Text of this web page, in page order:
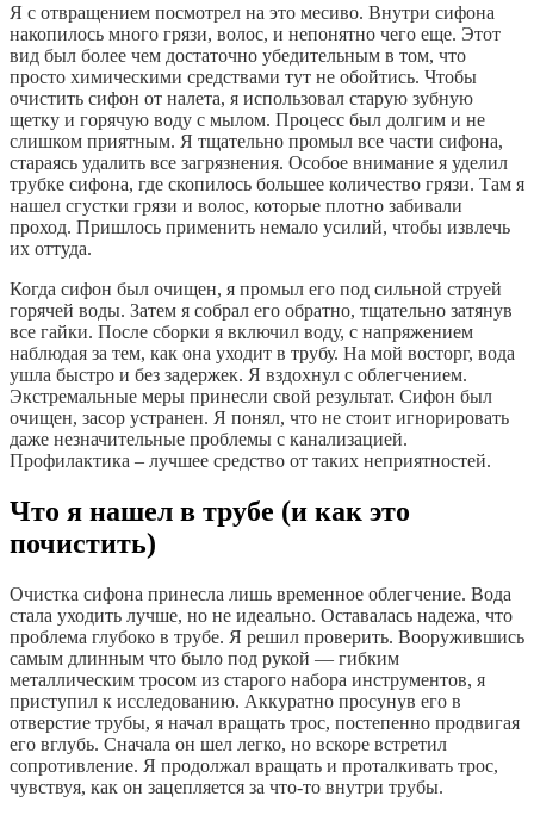
Я с отвращением посмотрел на это месиво. Внутри сифона
накопилось много грязи, волос, и непонятно чего еще. Этот
вид был более чем достаточно убедительным в том, что
просто химическими средствами тут не обойтись. Чтобы
очистить сифон от налета, я использовал старую зубную
щетку и горячую воду с мылом. Процесс был долгим и не
слишком приятным. Я тщательно промыл все части сифона,
стараясь удалить все загрязнения. Особое внимание я уделил
трубке сифона, где скопилось большее количество грязи. Там я
нашел сгустки грязи и волос, которые плотно забивали
проход. Пришлось применить немало усилий, чтобы извлечь
их оттуда.
Когда сифон был очищен, я промыл его под сильной струей
горячей воды. Затем я собрал его обратно, тщательно затянув
все гайки. После сборки я включил воду, с напряжением
наблюдая за тем, как она уходит в трубу. На мой восторг, вода
ушла быстро и без задержек. Я вздохнул с облегчением.
Экстремальные меры принесли свой результат. Сифон был
очищен, засор устранен. Я понял, что не стоит игнорировать
даже незначительные проблемы с канализацией.
Профилактика – лучшее средство от таких неприятностей.
Что я нашел в трубе (и как это
почистить)
Очистка сифона принесла лишь временное облегчение. Вода
стала уходить лучше, но не идеально. Оставалась надежа, что
проблема глубоко в трубе. Я решил проверить. Вооружившись
самым длинным что было под рукой — гибким
металлическим тросом из старого набора инструментов, я
приступил к исследованию. Аккуратно просунув его в
отверстие трубы, я начал вращать трос, постепенно продвигая
его вглубь. Сначала он шел легко, но вскоре встретил
сопротивление. Я продолжал вращать и проталкивать трос,
чувствуя, как он зацепляется за что-то внутри трубы.